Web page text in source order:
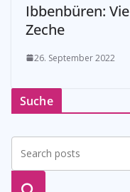
Ibbenbüren:
Zeche
26. September 2022
Suche
suche